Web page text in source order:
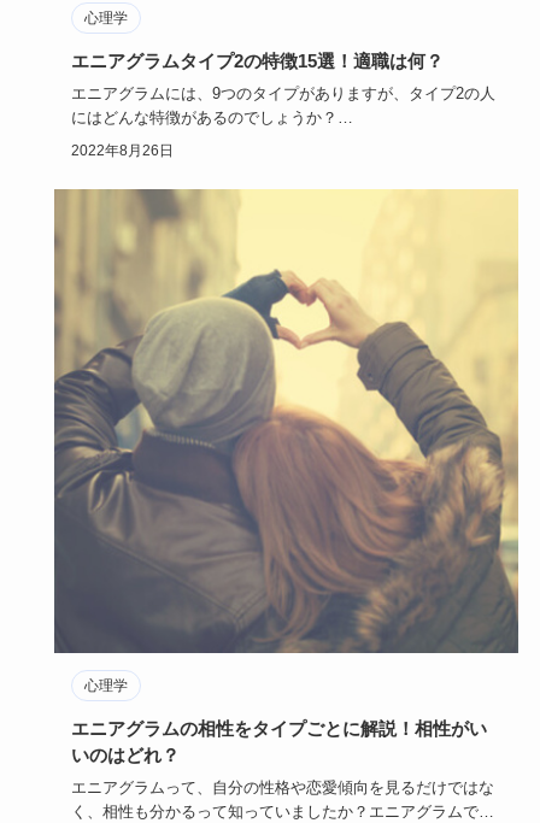
心理学
エニアグラムタイプ2の特徴15選！適職は何？
エニアグラムには、9つのタイプがありますが、タイプ2の人
にはどんな特徴があるのでしょうか？
エニアグラムタイプ2は、まさ…
2022年8月26日
心理学
エニアグラムの相性をタイプごとに解説！相性がい
いのはどれ？
エニアグラムって、自分の性格や恋愛傾向を見るだけではな
く、相性も分かるって知っていましたか？エニアグラムで相